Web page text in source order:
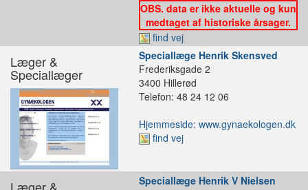
OBS. data er ikke aktuelle og kun
medtaget af historiske årsager.
find vej
Læger &
Speciallæger
Speciallæge Henrik Skensved
Frederiksgade 2
3400 Hillerød
Telefon: 48 24 12 06
Hjemmeside: www.gynaekologen.dk
find vej
Læger &
Speciallæge Henrik V Nielsen